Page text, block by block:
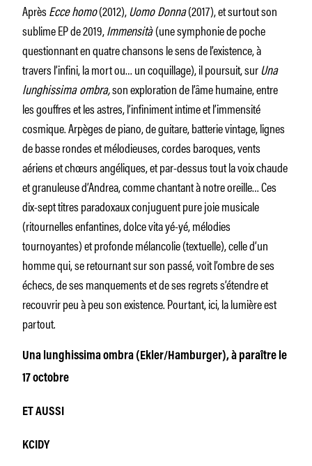
AprèsEcce homo(2012),Uomo Donna(2017), et surtout son
sublime EP de 2019,Immensità(une symphonie de poche
questionnant en quatre chansons le sens de l’existence, à
travers l’infini, la mort ou… un coquillage), il poursuit, surUna
lunghissima ombra,son exploration de l’âme humaine, entre
les gouffres et les astres, l’infiniment intime et l’immensité
cosmique. Arpèges de piano, de guitare, batterie vintage, lignes
de basse rondes et mélodieuses, cordes baroques, vents
aériens et chœurs angéliques, et par-dessus tout la voix chaude
et granuleuse d’Andrea, comme chantant à notre oreille… Ces
dix-sept titres paradoxaux conjuguent pure joie musicale
(ritournelles enfantines, dolce vita yé-yé, mélodies
tournoyantes) et profonde mélancolie (textuelle), celle d’un
homme qui, se retournant sur son passé, voit l’ombre de ses
échecs, de ses manquements et de ses regrets s’étendre et
recouvrir peu à peu son existence. Pourtant, ici, la lumière est
partout.
Una lunghissima ombra (Ekler/Hamburger), à paraître le
17 octobre
ET AUSSI
KCIDY